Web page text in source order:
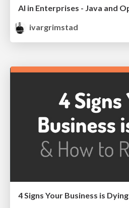
ivargrimstad
4 Signs Your Business is Dying